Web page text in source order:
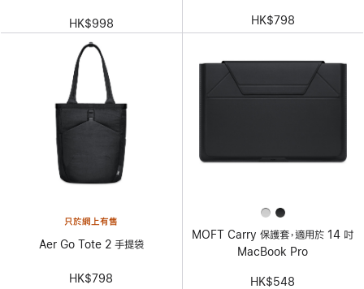
HK$998 HK$798
只於網上有售
Aer Go Tote 2 手提袋
HK$798
MOFT Carry 保護套，適用於 14 吋
MacBook Pro
HK$548